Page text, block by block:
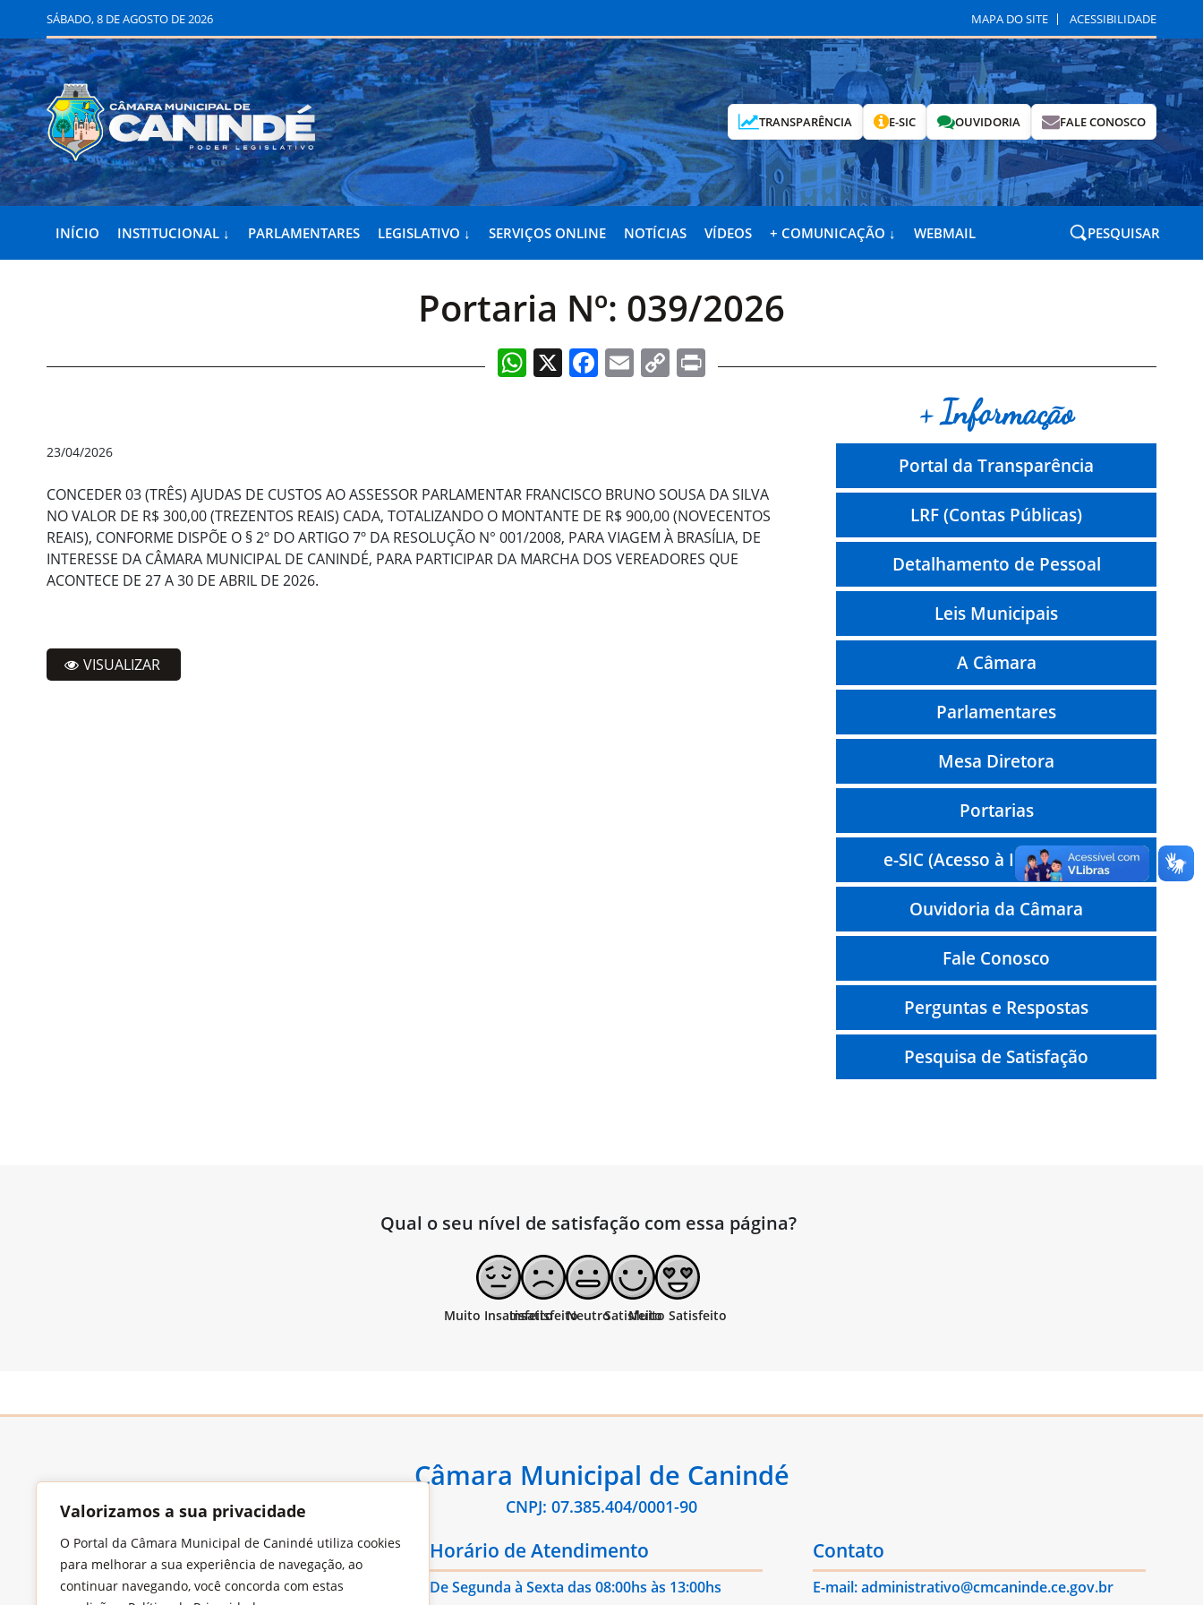
Valorizamos a sua privacidade
O Portal da Câmara Municipal de Canindé utiliza cookies
para melhorar a sua experiência de navegação, ao
continuar navegando, você concorda com estas
SÁBADO, 8 DE AGOSTO DE 2026 MAPA DO SITE ACESSIBILIDADE
TRANSPARÊNCIA E-SIC OUVIDORIA FALE CONOSCO
INÍCIO INSTITUCIONAL ↓ PARLAMENTARES LEGISLATIVO ↓ SERVIÇOS ONLINE NOTÍCIAS VÍDEOS + COMUNICAÇÃO ↓ WEBMAIL PESQUISAR
Portaria Nº: 039/2026
WhatsApp
X Facebook
EmailCopyPrint
23/04/2026
CONCEDER 03 (TRÊS) AJUDAS DE CUSTOS AO ASSESSOR PARLAMENTAR FRANCISCO BRUNO SOUSA DA SILVA
NO VALOR DE R$ 300,00 (TREZENTOS REAIS) CADA, TOTALIZANDO O MONTANTE DE R$ 900,00 (NOVECENTOS
REAIS), CONFORME DISPÕE O § 2º DO ARTIGO 7º DA RESOLUÇÃO N° 001/2008, PARA VIAGEM À BRASÍLIA, DE
INTERESSE DA CÂMARA MUNICIPAL DE CANINDÉ, PARA PARTICIPAR DA MARCHA DOS VEREADORES QUE
ACONTECE DE 27 A 30 DE ABRIL DE 2026.
VISUALIZAR
+ Informação
Portal da Transparência
LRF (Contas Públicas)
Detalhamento de Pessoal
Leis Municipais
A Câmara
Parlamentares
Mesa Diretora
Portarias
e-SIC (Acesso à Informação)
Ouvidoria da Câmara
Fale Conosco
Perguntas e Respostas
Pesquisa de Satisfação
Qual o seu nível de satisfação com essa página?
Câmara Municipal de Canindé
CNPJ: 07.385.404/0001-90
Endereço
Largo Francisco Xavier de Medeiros, S/N,
Horário de Atendimento
De Segunda à Sexta das 08:00hs às 13:00hs
Contato
E-mail: administrativo@cmcaninde.ce.gov.br